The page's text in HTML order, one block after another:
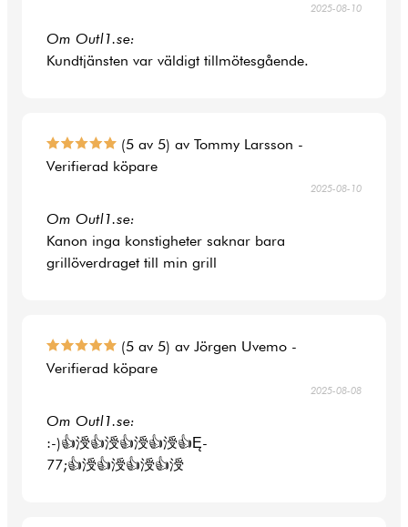
2025-08-10
Om Outl1.se:
Kundtjänsten var väldigt tillmötesgående.
(5 av 5) av Tommy Larsson -
Verifierad köpare
2025-08-10
Om Outl1.se:
Kanon inga konstigheter saknar bara
grillöverdraget till min grill
(5 av 5) av Jörgen Uvemo -
Verifierad köpare
2025-08-08
Om Outl1.se:
:-)👍涭👍涭👍涭👍涭👍Ę-
77;👍涭👍涭👍涭👍涭